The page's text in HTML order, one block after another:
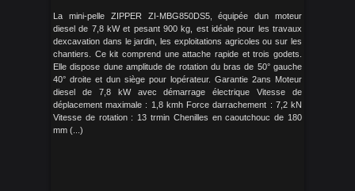
La mini-pelle ZIPPER ZI-MBG850DS5, équipée dun moteur
diesel de 7,8 kW et pesant 900 kg, est idéale pour les travaux
dexcavation dans le jardin, les exploitations agricoles ou sur les
chantiers. Ce kit comprend une attache rapide et trois godets.
Elle dispose dune amplitude de rotation du bras de 50° gauche
40° droite et dun siège pour lopérateur. Garantie 2ans Moteur
diesel de 7,8 kW avec démarrage électrique Vitesse de
déplacement maximale : 1,8 kmh Force darrachement : 7,2 kN
Vitesse de rotation : 13 trmin Chenilles en caoutchouc de 180
mm (...)